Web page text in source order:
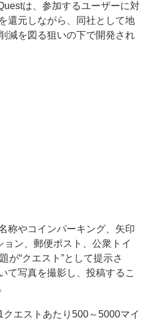
は、参加するユーザーに対
還元しながら、同社として地
減を図る狙いの下で開発され
称やコインパーキング、矢印
ン、郵便ポスト、公衆トイ
が“クエスト”として提示さ
て写真を撮影し、投稿するこ
エストあたり500～5000マイ